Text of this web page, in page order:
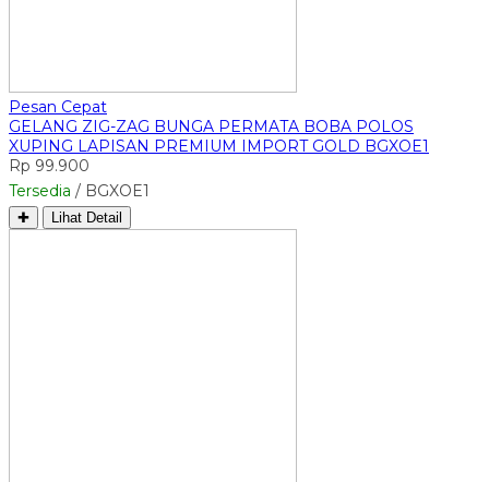
Pesan Cepat
GELANG ZIG-ZAG BUNGA PERMATA BOBA POLOS
XUPING LAPISAN PREMIUM IMPORT GOLD BGXOE1
Rp 99.900
Tersedia / BGXOE1
✚ Lihat Detail